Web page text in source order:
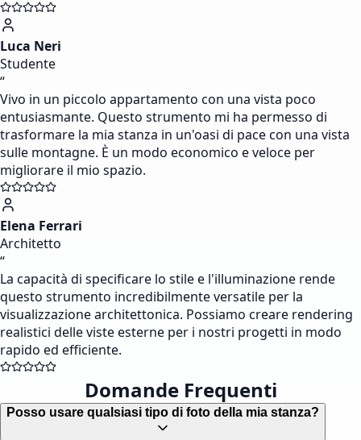
Luca Neri
Studente
“
Vivo in un piccolo appartamento con una vista poco
entusiasmante. Questo strumento mi ha permesso di
trasformare la mia stanza in un'oasi di pace con una vista
sulle montagne. È un modo economico e veloce per
migliorare il mio spazio.
Elena Ferrari
Architetto
“
La capacità di specificare lo stile e l'illuminazione rende
questo strumento incredibilmente versatile per la
visualizzazione architettonica. Possiamo creare rendering
realistici delle viste esterne per i nostri progetti in modo
rapido ed efficiente.
Domande Frequenti
Posso usare qualsiasi tipo di foto della mia stanza?